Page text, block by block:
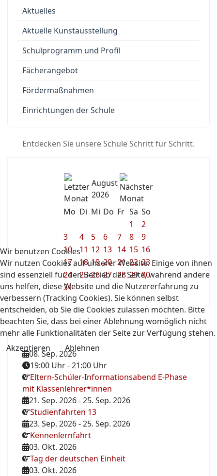
Aktuelles
Aktuelle Kunstausstellung
Schulprogramm und Profil
Fächerangebot
Fördermaßnahmen
Einrichtungen der Schule
Entdecken Sie unsere Schule Schritt für Schritt.
August
2026
Mo Di Mi Do Fr Sa So
1
2
3
4 5 6 7 8
9
10
11 12 13 14 15 16
17
18 19 20 21 22 23
24
25 26 27 28 29 30
31
08. Sep. 2026
19:00 Uhr-21:00 Uhr
Eltern-Schüler-Informationsabend E-Phase
mit Klassenlehrer*innen
21. Sep. 2026-25. Sep. 2026
Studienfahrten 13
23. Sep. 2026-25. Sep. 2026
Kennenlernfahrt
03. Okt. 2026
Tag der deutschen Einheit
03. Okt. 2026
Wir benutzen Cookies
Wir nutzen Cookies auf unserer Website. Einige von ihnen
sind essenziell für den Betrieb der Seite, während andere
uns helfen, diese Website und die Nutzererfahrung zu
verbessern (Tracking Cookies). Sie können selbst
entscheiden, ob Sie die Cookies zulassen möchten. Bitte
beachten Sie, dass bei einer Ablehnung womöglich nicht
mehr alle Funktionalitäten der Seite zur Verfügung stehen.
Akzeptieren
Ablehnen